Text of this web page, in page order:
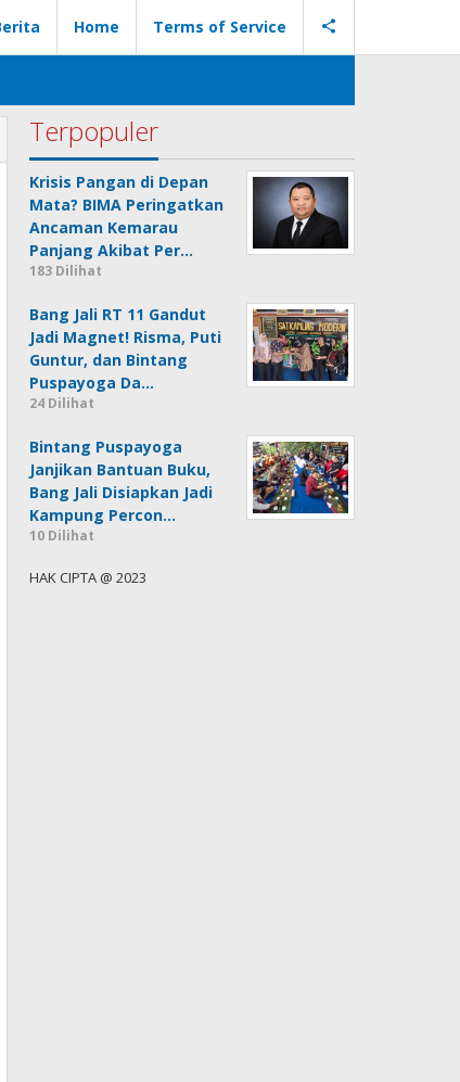
Home Terms of Service
Terpopuler
Krisis Pangan di Depan
Mata? BIMA Peringatkan
Ancaman Kemarau
Panjang Akibat Per…
183 Dilihat
Bang Jali RT 11 Gandut
Jadi Magnet! Risma, Puti
Guntur, dan Bintang
Puspayoga Da…
24 Dilihat
Bintang Puspayoga
Janjikan Bantuan Buku,
Bang Jali Disiapkan Jadi
Kampung Percon…
10 Dilihat
HAK CIPTA @ 2023